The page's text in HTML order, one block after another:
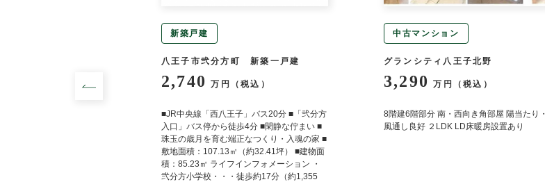
新築戸建
八王子市弐分方町 新築一戸建
2,740 万円（税込）
■JR中央線「西八王子」バス20分 ■「弐分方
入口」バス停から徒歩4分 ■閑静な佇まい ■
珠玉の歳月を育む端正なつくり・入魂の家 ■
敷地面積：107.13㎡（約32.41坪） ■建物面
積：85.23㎡ ライフインフォメーション ・
弐分方小学校・・・徒歩約17分（約1,355
中古マンション
グランシティ八王子北野
3,290 万円（税込）
8階建6階部分 南・西向き角部屋 陽当たり・
風通し良好 ２LDK LD床暖房設置あり